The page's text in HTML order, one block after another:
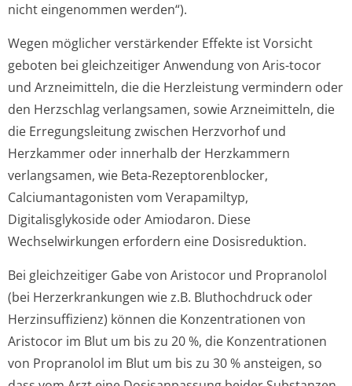
nicht eingenommen werden“).
Wegen möglicher verstärkender Effekte ist Vorsicht
geboten bei gleichzeitiger Anwendung von Aris-tocor
und Arzneimitteln, die die Herzleistung vermindern oder
den Herzschlag verlangsamen, sowie Arzneimitteln, die
die Erregungsleitung zwischen Herzvorhof und
Herzkammer oder innerhalb der Herzkammern
verlangsamen, wie Beta-Rezeptorenblocker,
Calciumantagonisten vom Verapamiltyp,
Digitalisglykoside oder Amiodaron. Diese
Wechselwirkungen erfordern eine Dosisreduktion.
Bei gleichzeitiger Gabe von Aristocor und Propranolol
(bei Herzerkrankungen wie z.B. Bluthochdruck oder
Herzinsuffizienz) können die Konzentrationen von
Aristocor im Blut um bis zu 20 %, die Konzentrationen
von Propranolol im Blut um bis zu 30 % ansteigen, so